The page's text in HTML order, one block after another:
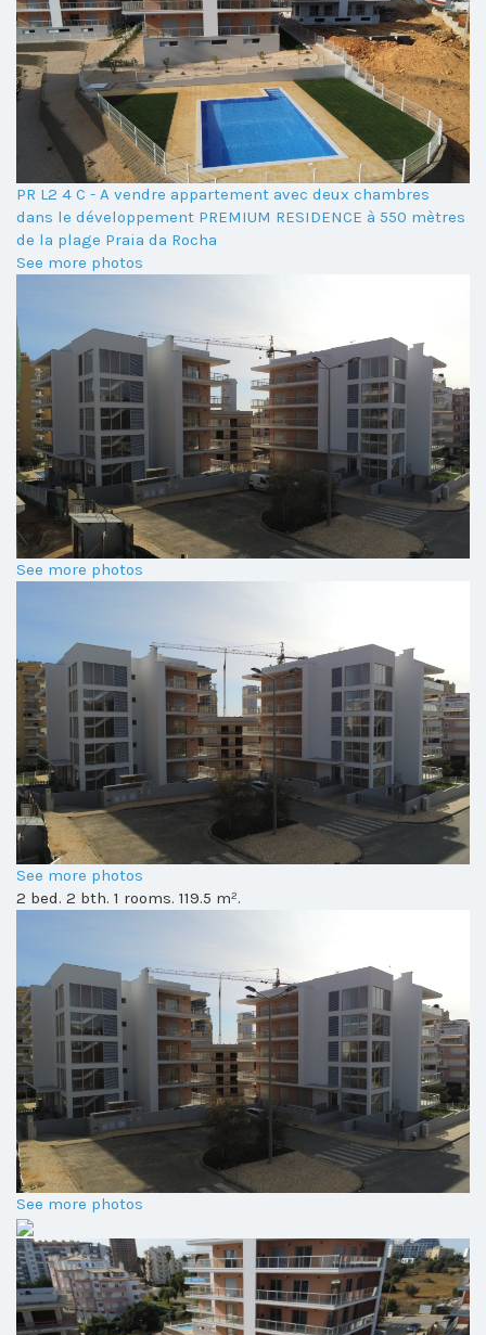
PR L2 4 C - A vendre appartement avec deux chambres
dans le développement PREMIUM RESIDENCE à 550 mètres
de la plage Praia da Rocha
See more photos
See more photos
See more photos
2 bed. 2 bth. 1 rooms. 119.5 m².
See more photos